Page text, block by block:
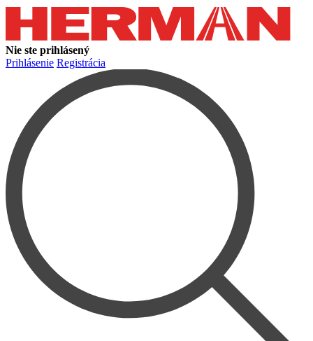
Nie ste prihlásený
Prihlásenie Registrácia